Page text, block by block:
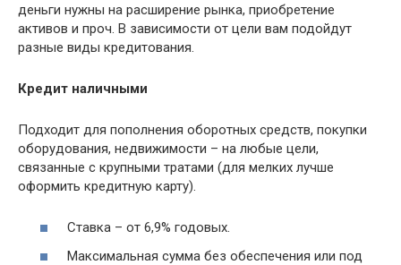
деньги нужны на расширение рынка, приобретение
активов и проч. В зависимости от цели вам подойдут
разные виды кредитования.
Кредит наличными
Подходит для пополнения оборотных средств, покупки
оборудования, недвижимости – на любые цели,
связанные с крупными тратами (для мелких лучше
оформить кредитную карту).
Ставка – от 6,9% годовых.
Максимальная сумма без обеспечения или под